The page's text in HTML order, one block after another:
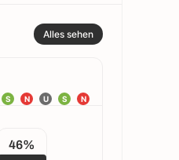
Alles sehen
N
S
U
N
S
46%